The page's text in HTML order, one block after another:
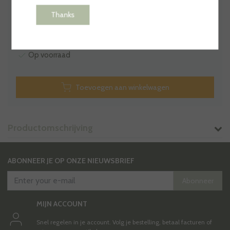
Maak een keuze:*
Op voorraad
Toevoegen aan winkelwagen
ABONNEER JE OP ONZE NIEUWSBRIEF
MIJN ACCOUNT
Snel regelen in je account. Volg je bestelling, betaal facturen of
Thanks